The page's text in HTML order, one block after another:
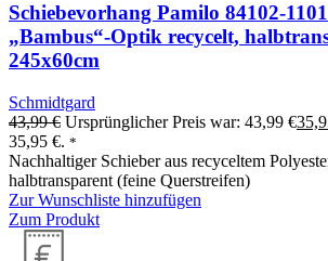
Schiebevorhang Pamilo 84102-
„Bambus“-Optik recycelt,
245x60cm
Schmidtgard
43,99€ Ursprünglicher Preis war: 43,99 €
35,95 €. *
Nachhaltiger Schieber aus recyceltem
halbtransparent (feine Querstreifen)
Zur Wunschliste hinzufügen
Zum Produkt